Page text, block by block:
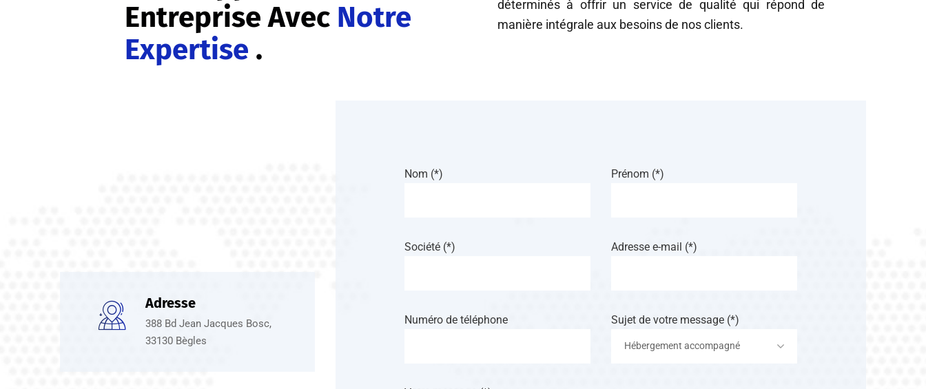
Entreprise Avec Notre
Expertise .
déterminés à offrir un service de qualité qui répond de
manière intégrale aux besoins de nos clients.
Adresse
388 Bd Jean Jacques Bosc,
33130 Bègles
Nom (*) Prénom (*)
Société (*) Adresse e-mail (*)
Numéro de téléphone Sujet de votre message (*)
Hébergement accompagné